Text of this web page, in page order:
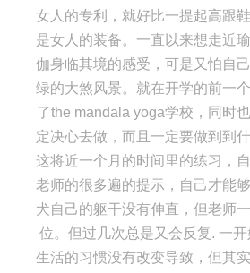
女人的专利，就好比一提起高跟
是女人的装备。一直以来想走近
伽身临其境的感受，可是又怕自
绿的大煞风景。就在开学的前一
了the mandala yoga学校，同时
定决心去做，而且一定要做到到
这将近一个月的时间里的练习，
老师的很多遍的提示，自己才能
犬自己的躯干没有伸直，但老师
位。但过几次总是又会反复. 一
生活的习惯没有改变导致，但其